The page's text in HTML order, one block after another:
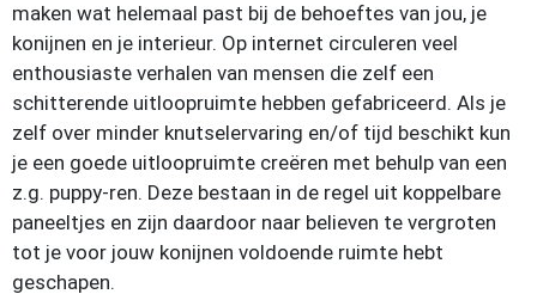
maken wat helemaal past bij de behoeftes van jou, je
konijnen en je interieur. Op internet circuleren veel
enthousiaste verhalen van mensen die zelf een
schitterende uitloopruimte hebben gefabriceerd. Als je
zelf over minder knutselervaring en/of tijd beschikt kun
je een goede uitloopruimte creëren met behulp van een
z.g. puppy-ren. Deze bestaan in de regel uit koppelbare
paneeltjes en zijn daardoor naar believen te vergroten
tot je voor jouw konijnen voldoende ruimte hebt
geschapen.